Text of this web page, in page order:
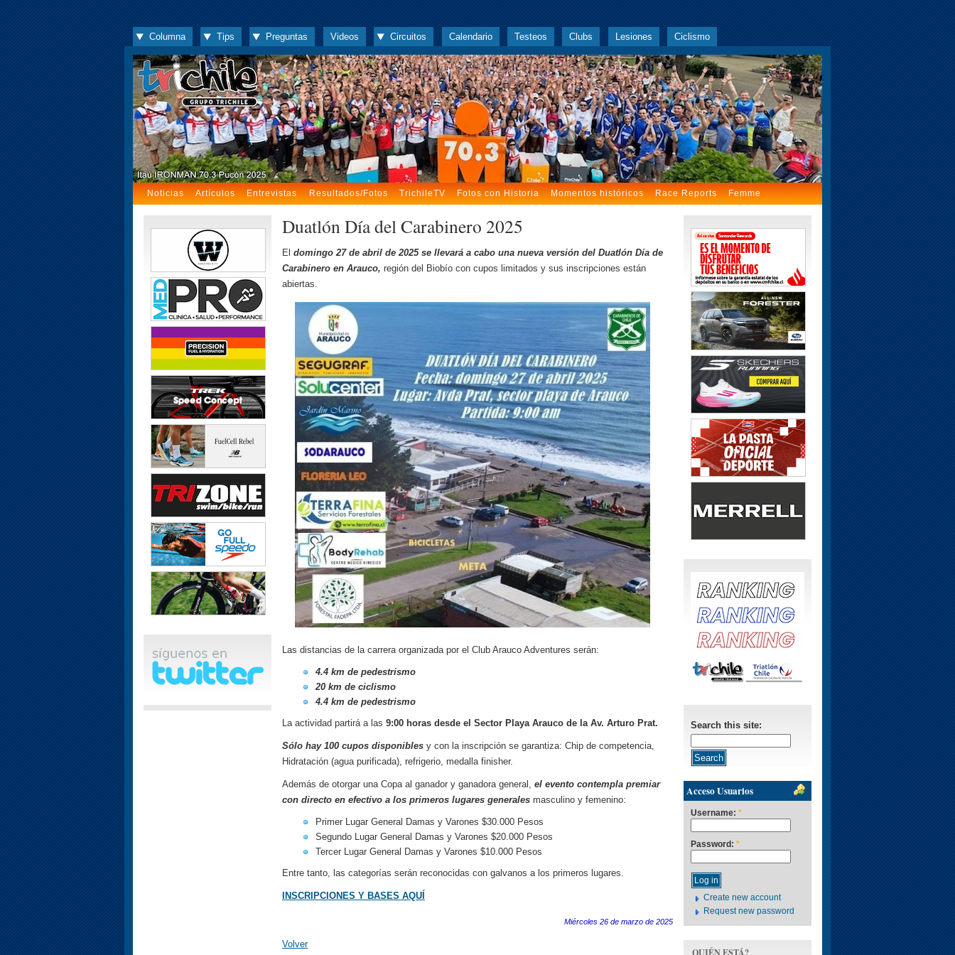
Columna Tips Preguntas Videos Circuitos Calendario Testeos Clubs Lesiones Ciclismo
Noticias Artículos Entrevistas Resultados/Fotos TrichileTV Fotos con Historia Momentos históricos Race Reports Femme
Duatlón Día del Carabinero 2025
El domingo 27 de abril de 2025 se llevará a cabo una nueva versión del Duatlón Día de
Carabinero en Arauco, región del Biobío con cupos limitados y sus inscripciones están
abiertas.
Las distancias de la carrera organizada por el Club Arauco Adventures serán:
4.4 km de pedestrismo
20 km de ciclismo
4.4 km de pedestrismo
La actividad partirá a las 9:00 horas desde el Sector Playa Arauco de la Av. Arturo Prat.
Sólo hay 100 cupos disponibles y con la inscripción se garantiza: Chip de competencia,
Hidratación (agua purificada), refrigerio, medalla finisher.
Además de otorgar una Copa al ganador y ganadora general, el evento contempla premiar
con directo en efectivo a los primeros lugares generales masculino y femenino:
Primer Lugar General Damas y Varones $30.000 Pesos
Segundo Lugar General Damas y Varones $20.000 Pesos
Tercer Lugar General Damas y Varones $10.000 Pesos
Entre tanto, las categorías serán reconocidas con galvanos a los primeros lugares.
INSCRIPCIONES Y BASES AQUÍ
Miércoles 26 de marzo de 2025
Volver
Search this site:
Acceso Usuarios
Username: *
Password: *
Create new account
Request new password
QUIÉN ESTÁ?